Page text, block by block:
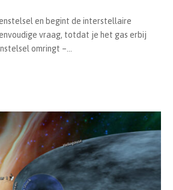
en begint de interstellaire
vraag, totdat je het gas erbij
omringt –...